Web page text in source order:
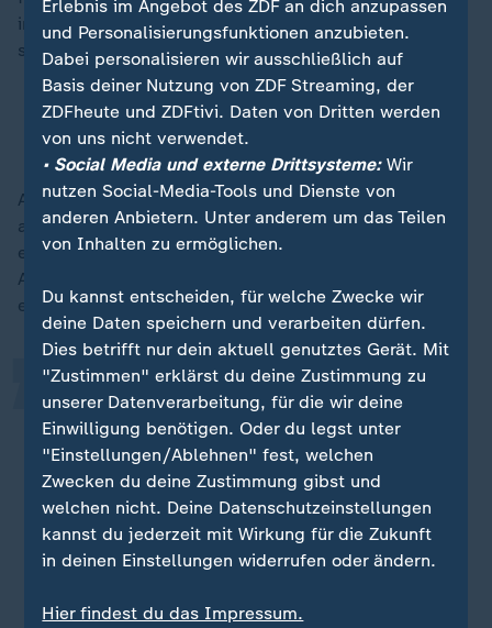
in
Sachsen undThüringen mit dieser Situation, so
schlimm wie das ist.
Recherche enthüllt radikale Äußerungen in
Linksjugend-Chats
Aber wir sind dafür bereit, in Sachsen-Anhalt eben
auch dafür zu sorgen, alles dafür zu tun, dass die AfD
eben nicht an die Macht kommt. Das ist jetzt unsere
Aufgabe. Wie gesagt, wir werden jetzt im Wahlkampf
erst mal alles geben.
Wir werden wieder an jede Haustür
gehen; wir werden unsere roten
Leuchttürme, wir werden Halle,
Magdeburg verteidigen und sagen,
wir überlassen den Osten nicht den
Rechten.
„
Erlebnis im Angebot des ZDF an dich anzupassen
und Personalisierungsfunktionen anzubieten.
Dabei personalisieren wir ausschließlich auf
Basis deiner Nutzung von ZDF Streaming, der
ZDFheute und ZDFtivi. Daten von Dritten werden
von uns nicht verwendet.
• Social Media und externe Drittsysteme:Wir
nutzen Social-Media-Tools und Dienste von
anderen Anbietern. Unter anderem um das Teilen
von Inhalten zu ermöglichen.
Du kannst entscheiden, für welche Zwecke wir
deine Daten speichern und verarbeiten dürfen.
Dies betrifft nur dein aktuell genutztes Gerät. Mit
"Zustimmen" erklärst du deine Zustimmung zu
unserer Datenverarbeitung, für die wir deine
Einwilligung benötigen. Oder du legst unter
"Einstellungen/Ablehnen" fest, welchen
Zwecken du deine Zustimmung gibst und
welchen nicht. Deine Datenschutzeinstellungen
kannst du jederzeit mit Wirkung für die Zukunft
in deinen Einstellungen widerrufen oder ändern.
Hier findest du das Impressum.